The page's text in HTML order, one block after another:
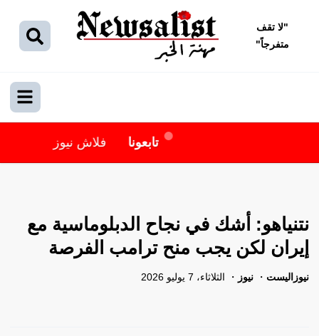
"لا تقف
متفرجاً"
تابعونا فلاش نيوز
نتنياهو: أشك في نجاح الدبلوماسية مع
إيران لكن يجب منح ترامب الفرصة
نيوزاليست نيوز الثلاثاء، 7 يوليو 2026